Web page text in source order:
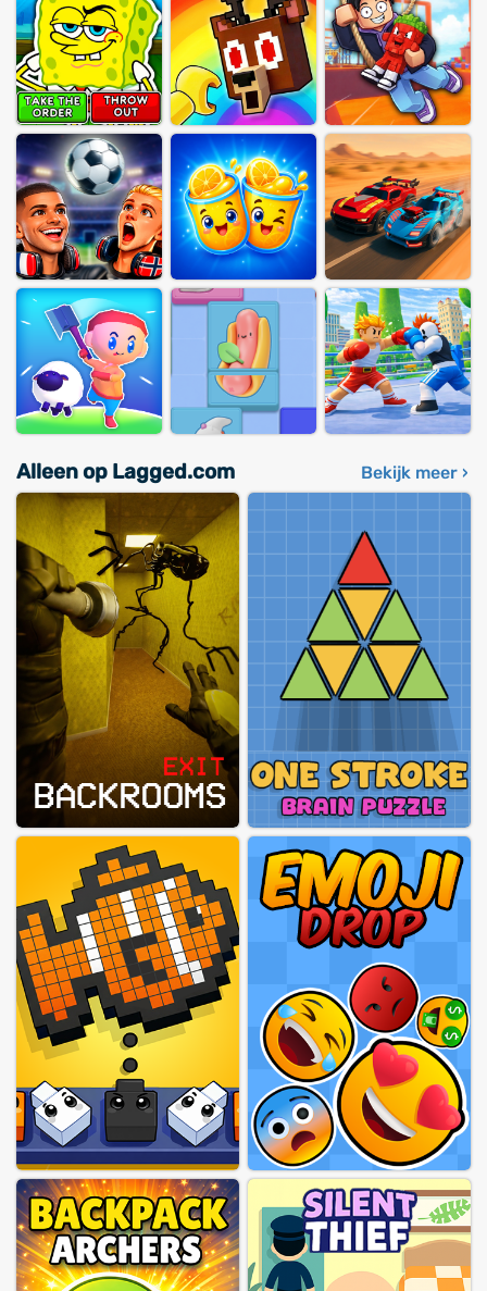
Alleen op Lagged.com Bekijk meer ›